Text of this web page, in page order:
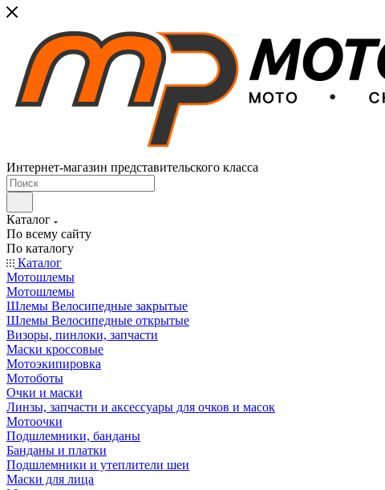
Интернет-магазин представительского класса
Каталог
По всему сайту
По каталогу
Каталог
Мотошлемы
Мотошлемы
Шлемы Велосипедные закрытые
Шлемы Велосипедные открытые
Визоры, пинлоки, запчасти
Маски кроссовые
Мотоэкипировка
Мотоботы
Очки и маски
Линзы, запчасти и аксессуары для очков и масок
Мотоочки
Подшлемники, банданы
Банданы и платки
Подшлемники и утеплители шеи
Маски для лица